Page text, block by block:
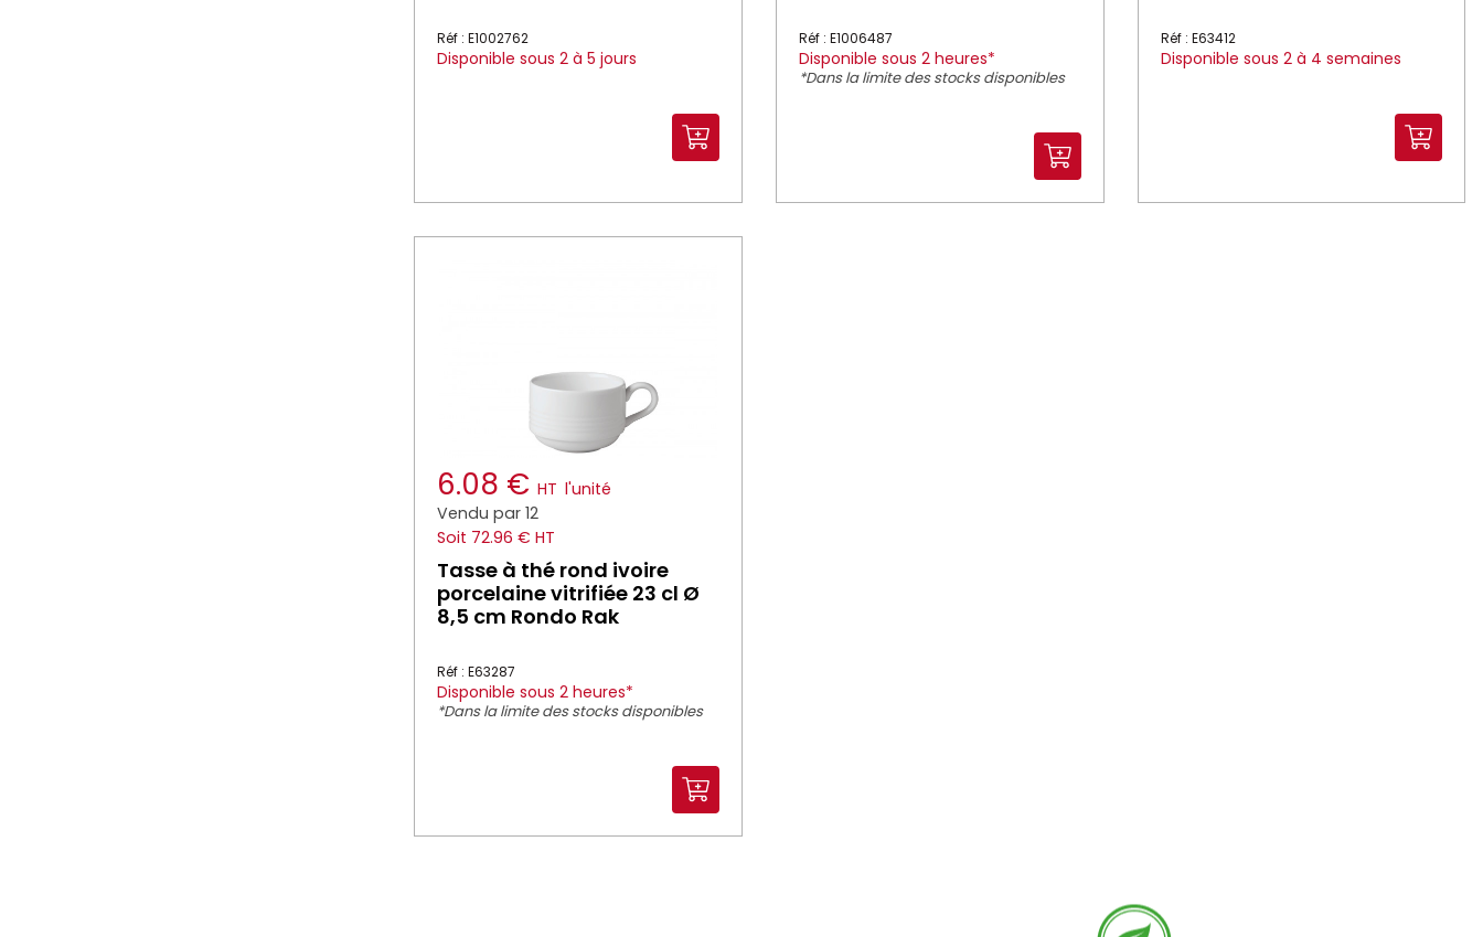
Réf : E1002762
Disponible sous 2 à 5 jours
Réf : E1006487
Disponible sous 2 heures*
*Dans la limite des stocks disponibles
Réf : E63412
Disponible sous 2 à 4 semaines
6.08 € HT l'unité
Vendu par 12
Soit 72.96 € HT
Tasse à thé rond ivoire
porcelaine vitrifiée 23 cl Ø
8,5 cm Rondo Rak
Réf : E63287
Disponible sous 2 heures*
*Dans la limite des stocks disponibles